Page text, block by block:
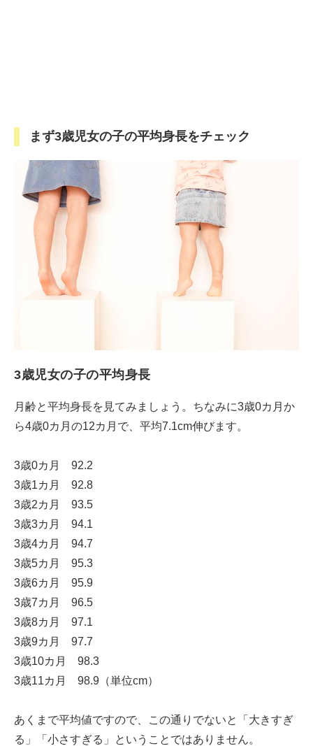
まず3歳児女の子の平均身長をチェック
3歳児女の子の平均身長
月齢と平均身長を見てみましょう。ちなみに3歳0カ月か
ら4歳0カ月の12カ月で、平均7.1cm伸びます。
3歳0カ月 92.2
3歳1カ月 92.8
3歳2カ月 93.5
3歳3カ月 94.1
3歳4カ月 94.7
3歳5カ月 95.3
3歳6カ月 95.9
3歳7カ月 96.5
3歳8カ月 97.1
3歳9カ月 97.7
3歳10カ月 98.3
3歳11カ月 98.9（単位cm）
あくまで平均値ですので、この通りでないと「大きすぎ
る」「小さすぎる」ということではありません。